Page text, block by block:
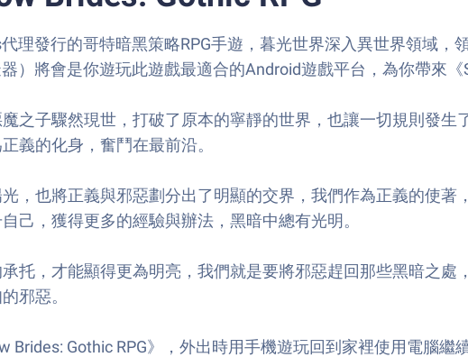
代理發行的哥特暗黑策略RPG手遊，暮光世界深入異世界領域
）將會是你遊玩此遊戲最適合的Android遊戲平台，為你帶來《
之子驟然現世，打破了原本的寧靜的世界，也讓一切規則發
義的化身，奮鬥在最前沿。
，也將正義與邪惡劃分出了明顯的交界，我們作為正義的使
己，獲得更多的經驗與辦法，黑暗中總有光明。
托，才能顯得更為明亮，我們就是要將邪惡趕回那些黑暗之
邪惡。
Brides: Gothic RPG》，外出時用手機遊玩回到家裡使用電腦